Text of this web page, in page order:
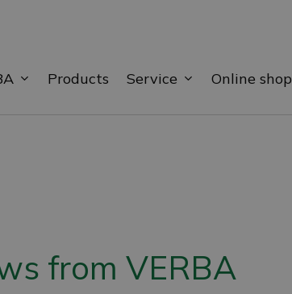
Products Service Online shop
from VERBA